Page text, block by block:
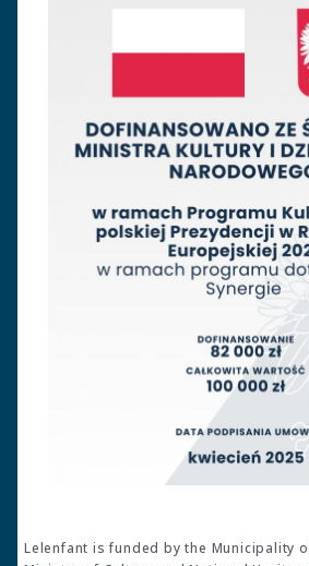
Lelenfant is funded by the Municipality